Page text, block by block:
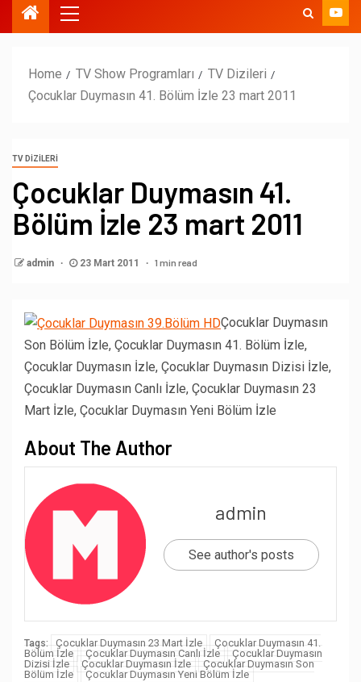
Home TV Show Programları
TV Dizileri
Çocuklar Duymasın 41. Bölüm İzle 23 mart 2011
TV DIZILERI
Çocuklar Duymasın 41.
Bölüm İzle 23 mart 2011
admin 23 Mart 2011 1 min read
Çocuklar Duymasın
Son Bölüm İzle, Çocuklar Duymasın 41. Bölüm İzle,
Çocuklar Duymasın İzle, Çocuklar Duymasın Dizisi İzle,
Çocuklar Duymasın Canlı İzle, Çocuklar Duymasın 23
Mart İzle, Çocuklar Duymasın Yeni Bölüm İzle
About The Author
admin
See author's posts
Tags: Çocuklar Duymasın 23 Mart İzle
Çocuklar Duymasın 41.
Bölüm İzle
Çocuklar Duymasın Canlı İzle
Çocuklar Duymasın
Dizisi İzle
Çocuklar Duymasın İzle
Çocuklar Duymasın Son
Bölüm İzle
Çocuklar Duymasın Yeni Bölüm İzle